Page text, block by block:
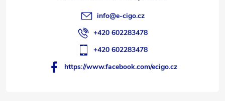
info@e-cigo.cz
+420 602283478
+420 602283478
https://www.facebook.com/ecigo.cz